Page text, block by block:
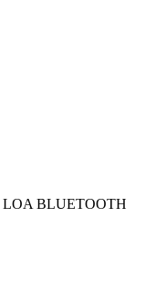
LOA BLUETOOTH